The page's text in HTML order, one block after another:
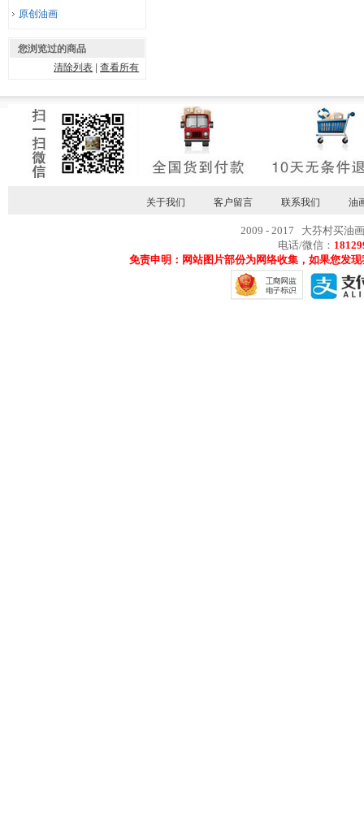
原创油画
您浏览过的商品
清除列表 |查看所有
关于我们 客户留言 联系我们 油
2009 - 2017 大芬村买油
电话/微信：
免责申明：网站图片部份为网络收集，如果您发